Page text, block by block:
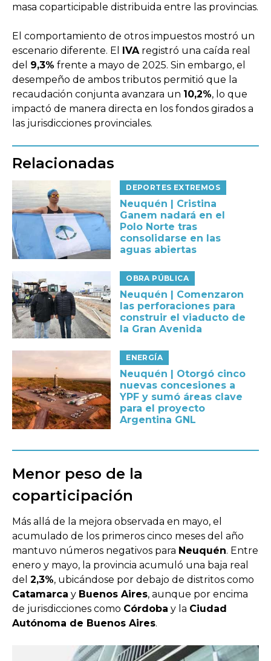
masa coparticipable distribuida entre las provincias.
El comportamiento de otros impuestos mostró un
escenario diferente. El
IVAregistró una caída real
del 9,3% frente a mayo de 2025. Sin embargo, el
desempeño de ambos tributos permitió que la
recaudación conjunta avanzara un 10,2%, lo que
impactó de manera directa en los fondos girados a
las jurisdicciones provinciales.
Relacionadas
DEPORTES EXTREMOS
Neuquén | Cristina
Ganem nadará en el
Polo Norte tras
consolidarse en las
aguas abiertas
OBRA PÚBLICA
Neuquén | Comenzaron
las perforaciones para
construir el viaducto de
la Gran Avenida
ENERGÍA
Neuquén | Otorgó cinco
nuevas concesiones a
YPF y sumó áreas clave
para el proyecto
Argentina GNL
Menor peso de la
coparticipación
Más allá de la mejora observada en mayo, el
acumulado de los primeros cinco meses del año
mantuvo números negativos para Neuquén. Entre
enero y mayo, la provincia acumuló una baja real
del 2,3%, ubicándose por debajo de distritos como
Catamarca y Buenos Aires, aunque por encima
de jurisdicciones como Córdoba y la Ciudad
Autónoma de Buenos Aires.